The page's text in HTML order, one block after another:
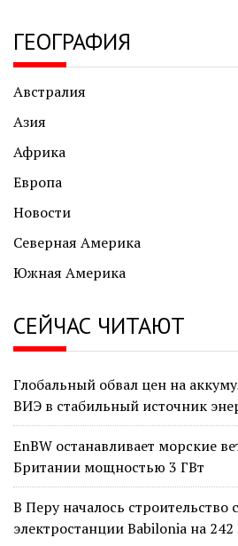
ГЕОГРАФИЯ
Австралия
Азия
Африка
Европа
Новости
Северная Америка
Южная Америка
СЕЙЧАС ЧИТАЮТ
Глобальный обвал цен на
ВИЭ в стабильный источник
EnBW останавливает морские
Британии мощностью 3 ГВт
В Перу началось строительство
электростанции Babilonia на